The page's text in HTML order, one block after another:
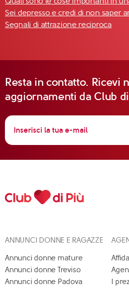
Sei depresso e credi di non saper
Segnali di attrazione reciproca
Resta in contatto. Ricevi
aggiornamenti da Club
ANNUNCI DONNE E RAGAZZE
Annunci donne mature
Annunci donne Treviso
Annunci donne Padova
I